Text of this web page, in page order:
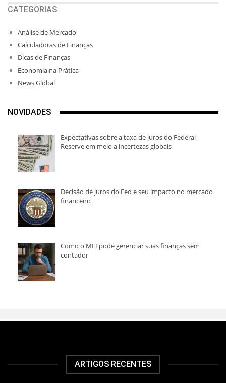
CATEGORIAS
Análise de Mercado
Calculadoras de Finanças
Dicas de Finanças
Economia na Prática
News Global
NOVIDADES
Expectativas sobre a taxa de juros do Federal
Reserve em meio a incertezas globais
Decisão de juros do Fed e seu impacto no mercado
financeiro
Como o MEI pode gerenciar suas finanças sem
contador
ARTIGOS RECENTES